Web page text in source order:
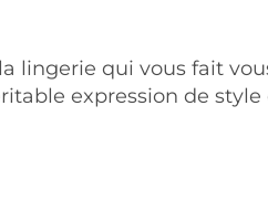
lingerie qui vous fait
expression de